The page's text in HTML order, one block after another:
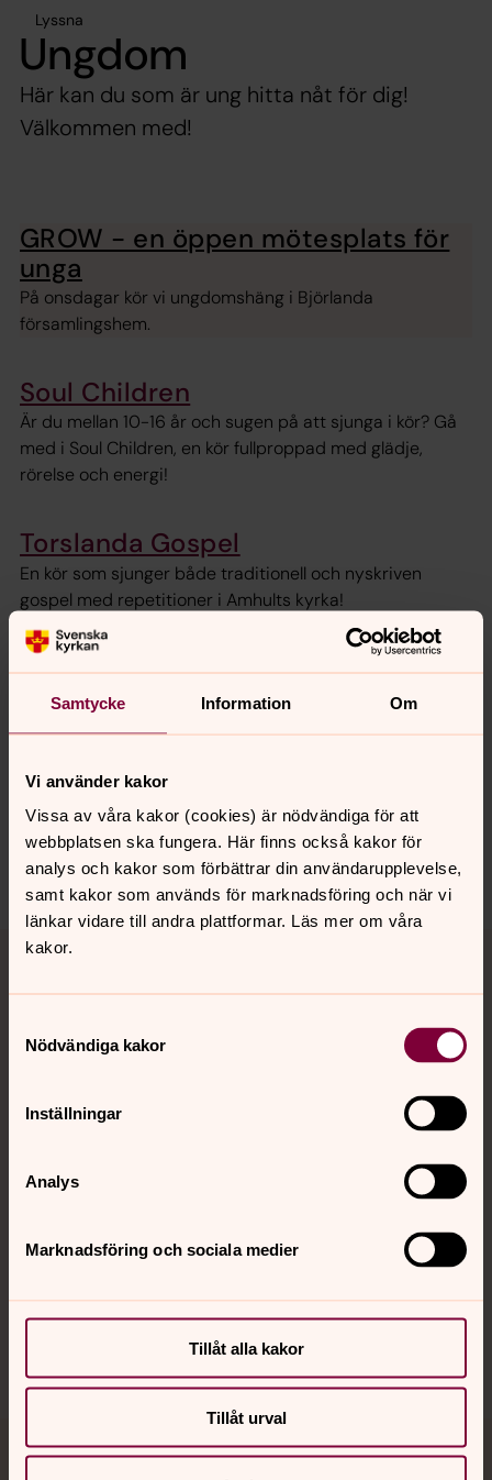
Samtycke Information Om
Vi använder kakor
Vissa av våra kakor (cookies) är nödvändiga för att
webbplatsen ska fungera. Här finns också kakor för
analys och kakor som förbättrar din användarupplevelse,
samt kakor som används för marknadsföring och när vi
länkar vidare till andra plattformar. Läs mer om våra
kakor.
Nödvändiga kakor
Inställningar
Analys
Marknadsföring och sociala medier
Tillåt alla kakor
Tillåt urval
Lyssna
Ungdom
Här kan du som är ung hitta nåt för dig!
Välkommen med!
GROW - en öppen mötesplats för
unga
På onsdagar kör vi ungdomshäng i Björlanda
församlingshem.
Soul Children
Är du mellan 10-16 år och sugen på att sjunga i kör? Gå
med i Soul Children, en kör fullproppad med glädje,
rörelse och energi!
Torslanda Gospel
En kör som sjunger både traditionell och nyskriven
gospel med repetitioner i Amhults kyrka!
Senast ändrad 17 januari 2025
Synpunkter eller frågor på sidans
torslanda-bjorlanda.forsamling@svenskakyrkan.se
Dela
Tillbaka till toppen
Tillbaka till innehållet
Kontakt
Kalender
Sociala kanaler